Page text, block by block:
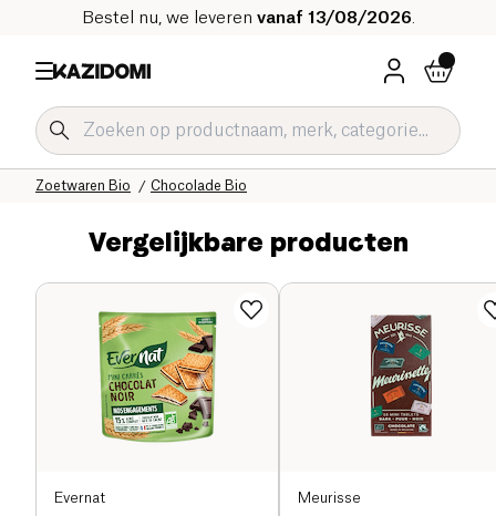
Bestel nu, we leveren vanaf 13/08/2026
Chocolade Bio
Zoetwaren Bio
Onze biologische catalogus
Home
Vergelijkbare producten
Evernat Meurisse